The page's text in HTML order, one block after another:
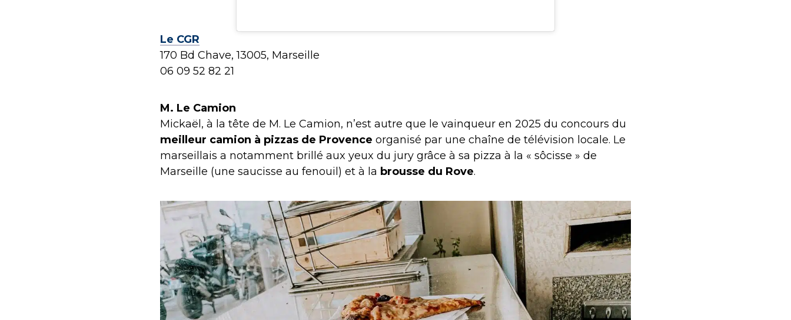
Le CGR
170 Bd Chave, 13005, Marseille
06 09 52 82 21
M. Le Camion
Mickaël, à la tête de M. Le Camion, n’est autre que le vainqueur en 2025 du concours du
meilleur camion à pizzas de Provence organisé par une chaîne de télévision locale. Le
marseillais a notamment brillé aux yeux du jury grâce à sa pizza à la « sôcisse » de
Marseille (une saucisse au fenouil) et à la brousse du Rove.